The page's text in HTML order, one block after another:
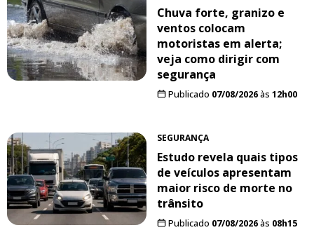
Chuva forte, granizo e
ventos colocam
motoristas em alerta;
veja como dirigir com
segurança
Publicado 07/08/2026às 12h00
SEGURANÇA
Estudo revela quais tipos
de veículos apresentam
maior risco de morte no
trânsito
Publicado 07/08/2026às 08h15